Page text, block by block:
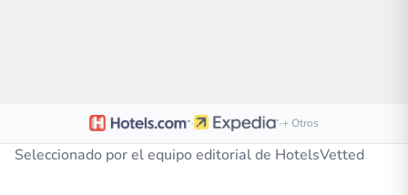
· ·+ Otros
Seleccionado por el equipo editorial de HotelsVetted